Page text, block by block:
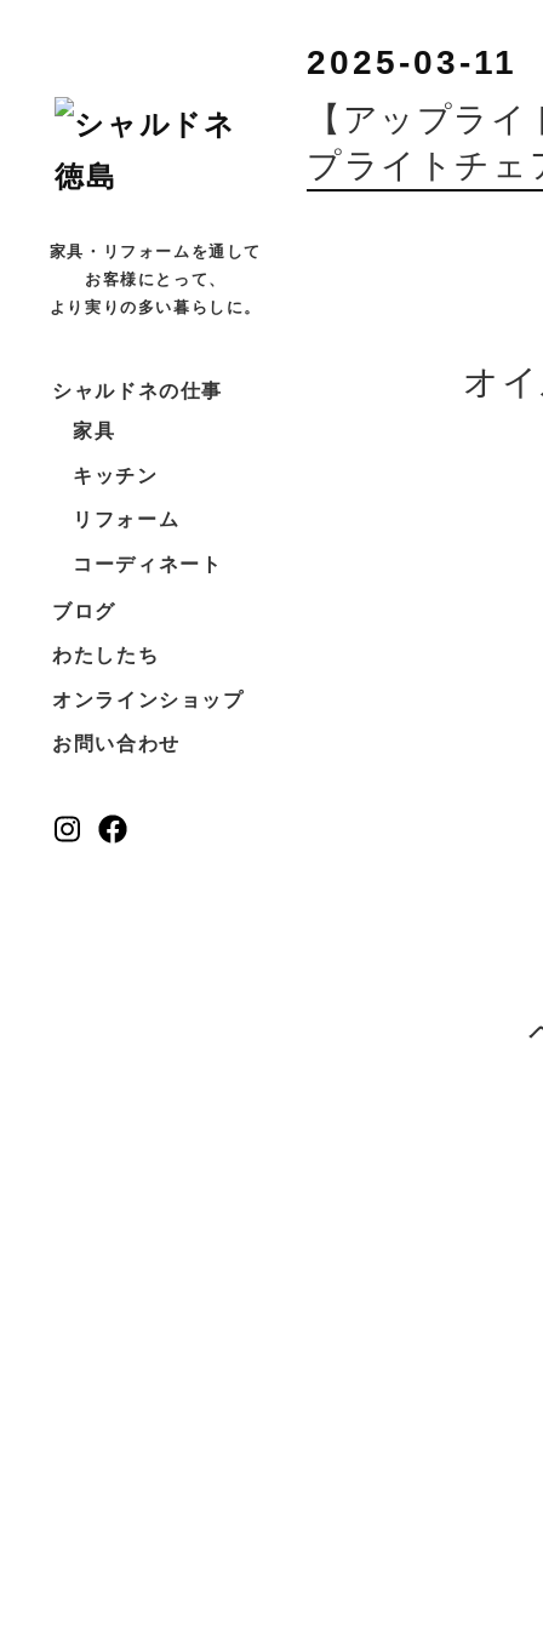
家具・リフォームを通して
お客様にとって、
より実りの多い暮らしに。
シャルドネの仕事
家具
キッチン
リフォーム
コーディネート
ブログ
わたしたち
オンラインショップ
お問い合わせ
2025-03-11
【アップラ
プライトチェ
オ